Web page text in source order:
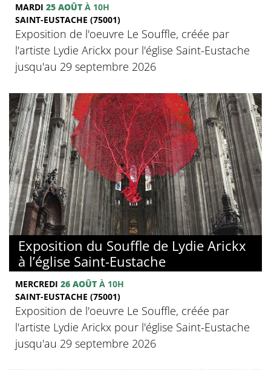
MARDI 25 AOÛT À 10H
SAINT-EUSTACHE (75001)
Exposition de l'oeuvre Le Souffle, créée par
l'artiste Lydie Arickx pour l'église Saint-Eustache
jusqu'au 29 septembre 2026
Exposition du Souffle de Lydie Arickx
à l’église Saint-Eustache
MERCREDI 26 AOÛT À 10H
SAINT-EUSTACHE (75001)
Exposition de l'oeuvre Le Souffle, créée par
l'artiste Lydie Arickx pour l'église Saint-Eustache
jusqu'au 29 septembre 2026